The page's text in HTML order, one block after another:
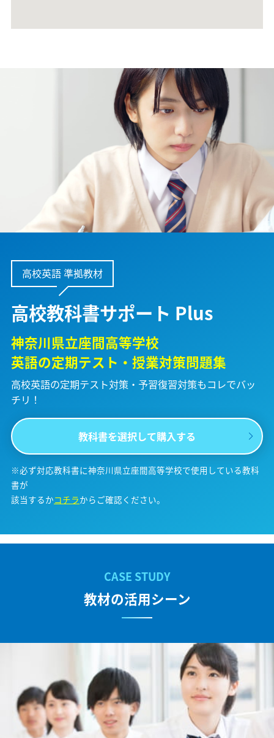
高校英語 準拠教材
高校教科書サポート Plus
神奈川県立座間高等学校
英語の定期テスト・授業対策問題集
高校英語の定期テスト対策・予習復習対策もコレでバッ
チリ！
教科書を選択して購入する
※必ず対応教科書に神奈川県立座間高等学校で使用している教科
書が
該当するかコチラからご確認ください。
教材の活用シーン